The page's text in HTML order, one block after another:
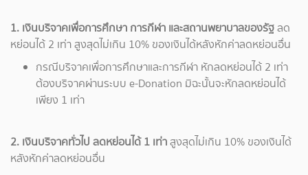
1. เงินบริจาคเพื่อการศึกษา การกีฬา และสถานพยาบาลของรัฐลด
หย่อนได้ 2 เท่า สูงสุดไม่เกิน 10% ของเงินได้หลังหักค่าลดหย่อนอื่น
กรณีบริจาคเพื่อการศึกษาและการกีฬา หักลดหย่อนได้ 2 เท่า
ต้องบริจาคผ่านระบบ e-Donation มิฉะนั้นจะหักลดหย่อนได้
เพียง 1 เท่า
2. เงินบริจาคทั่วไป ลดหย่อนได้ 1 เท่าสูงสุดไม่เกิน 10% ของเงินได้
หลังหักค่าลดหย่อนอื่น